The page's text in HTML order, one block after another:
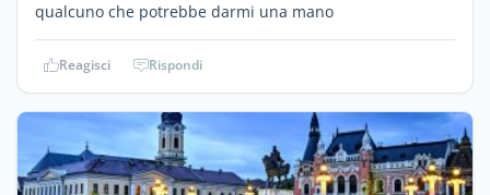
qualcuno che potrebbe darmi una mano
Reagisci Rispondi